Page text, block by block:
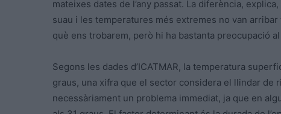
mateixes dates de l’any passat. La diferència,
suau i les temperatures més extremes no van arribar
què ens trobarem, però hi ha bastanta preocupació
Segons les dades d’ICATMAR, la temperatura
graus, una xifra que el sector considera el llindar de
necessàriament un problema immediat, ja que en